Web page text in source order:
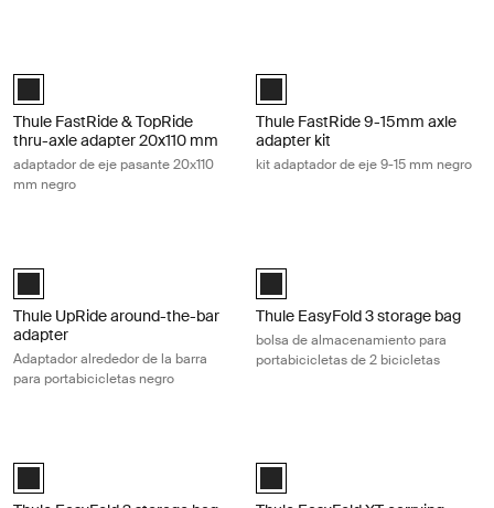
Thule FastRide & TopRide thru-axle adapter 20x110 mm Negro
Thule FastRide & TopRide
thru-axle adapter 20x110 mm
adaptador de eje pasante 20x110
mm negro
Thule FastRide 9-15mm axle
Thule FastRide 9-15mm axle
adapter kit
kit adaptador de eje 9-15 mm negro
Black (selected)
Thule UpRide around-the-bar
adapter
Adaptador alrededor de la barra
para portabicicletas negro
Black (selected)
Thule EasyFold 3 storage bag
bolsa de almacenamiento para
portabicicletas de 2 bicicletas
Black (selected) Black (selected)